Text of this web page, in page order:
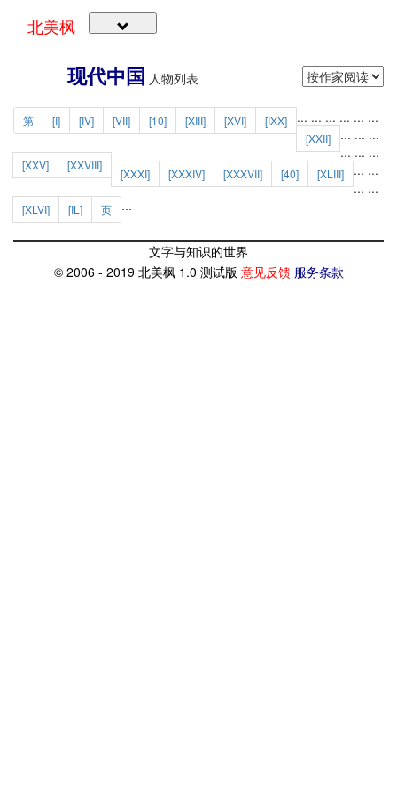
北美枫
现代中国 人物列表
第 [I] ...
[IV] ...
[VII] ...
[10] ...
[XIII] ...
[XVI] ...
[IXX]
...
[XXII] ...
[XXV]
...
[XXVIII]
...
[XXXI]
...
[XXXIV]
...
[XXXVII] ...
[40] ...
[XLIII]
...
[XLVI]
...
[IL] ...
页
文字与知识的世界
© 2006 - 2019 北美枫 1.0 测试版 意见反馈 服务条款